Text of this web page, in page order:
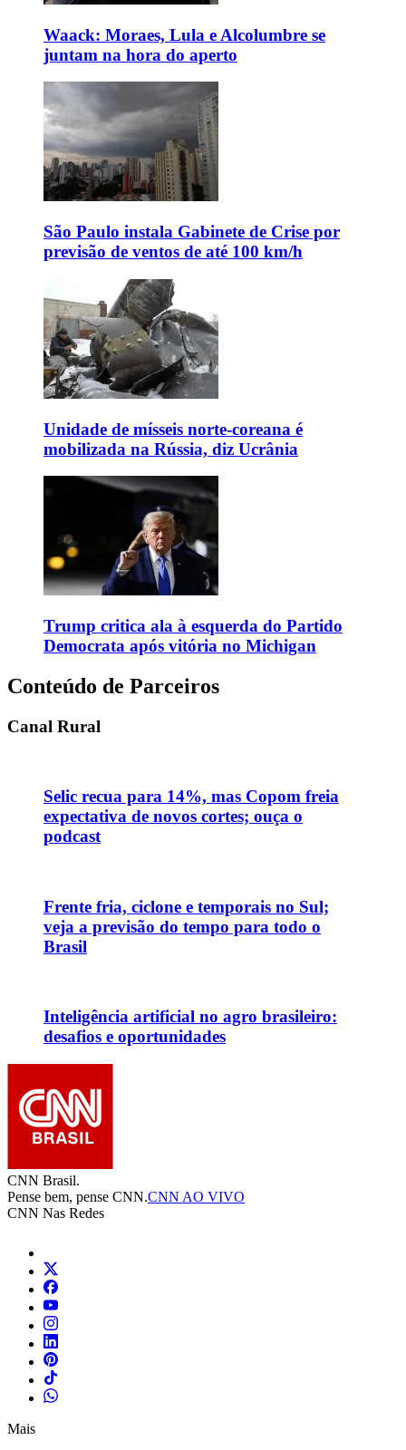
Waack: Moraes, Lula e Alcolumbre se
juntam na hora do aperto
São Paulo instala Gabinete de Crise por
previsão de ventos de até 100 km/h
Unidade de mísseis norte-coreana é
mobilizada na Rússia, diz Ucrânia
Trump critica ala à esquerda do Partido
Democrata após vitória no Michigan
Conteúdo de Parceiros
Canal Rural
Selic recua para 14%, mas Copom freia
expectativa de novos cortes; ouça o
podcast
Frente fria, ciclone e temporais no Sul;
veja a previsão do tempo para todo o
Brasil
Inteligência artificial no agro brasileiro:
desafios e oportunidades
CNN Brasil.
Pense bem, pense CNN.CNN AO VIVO
CNN Nas Redes
Mais